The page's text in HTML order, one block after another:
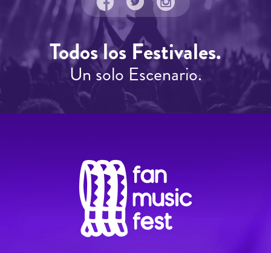
Todos los Festivales.
Un solo Escenario.